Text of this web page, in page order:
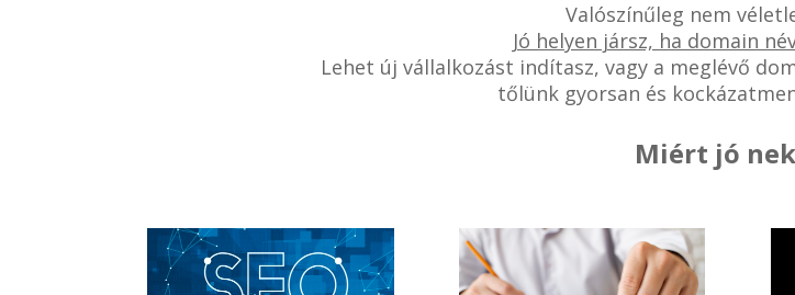
Valószínűleg nem
Jó helyen jársz, ha domain
Lehet új vállalkozást indítasz, vagy a meglévő
tőlünk gyorsan és
Miért jó